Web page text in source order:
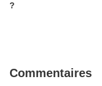
?
Commentaires